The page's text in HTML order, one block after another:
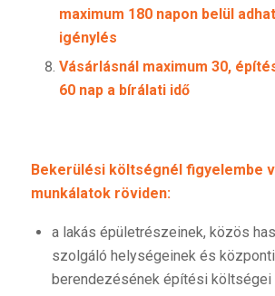
maximum 180 napon belül
igénylés
Vásárlásnál maximum 30,
60 nap a bírálati idő
Bekerülési költségnél figyelembe
munkálatok röviden:
a lakás épületrészeinek, közös
szolgáló helységeinek és központi
berendezésének építési költségei